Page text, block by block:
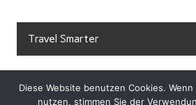
Travel Smarter
Diese Website benutzen Cookies.
nutzen, stimmen Sie der